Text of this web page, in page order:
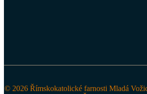
© 2026 Římskokatolické farnosti Mladá